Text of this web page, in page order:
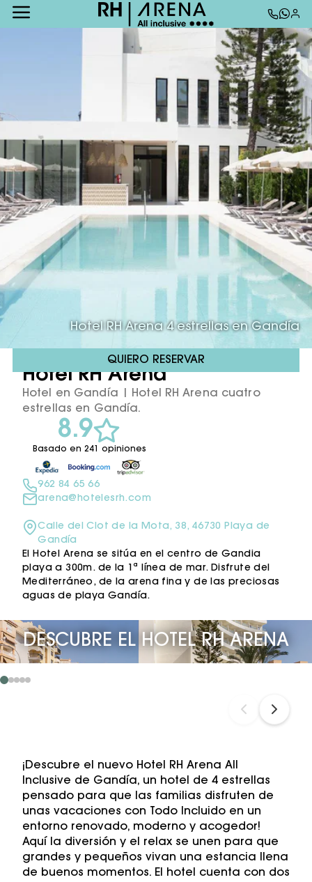
Hotel RH Arena 4 estrellas en Gandía
QUIERO RESERVAR
Hotel RH Arena ****
Hotel en Gandía | Hotel RH Arena cuatro
estrellas en Gandía.
8.9
Basado en 241 opiniones
962 84 65 66
arena@hotelesrh.com
Calle del Clot de la Mota, 38, 46730 Playa de
Gandía
El Hotel Arena se sitúa en el centro de Gandia
playa a 300m. de la 1ª línea de mar. Disfrute del
Mediterráneo, de la arena fina y de las preciosas
aguas de playa Gandía.
DESCUBRE EL HOTEL RH ARENA
¡Descubre el nuevo Hotel RH Arena All
Inclusive de Gandía, un hotel de 4 estrellas
pensado para que las familias disfruten de
unas vacaciones con Todo Incluido en un
entorno renovado, moderno y acogedor!
Aquí la diversión y el relax se unen para que
grandes y pequeños vivan una estancia llena
de buenos momentos. El hotel cuenta con dos